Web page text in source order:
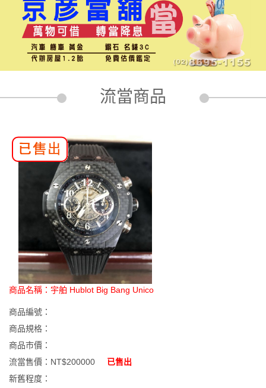
流當商品
商品名稱： 宇舶 Hublot Big Bang Unico
商品編號：
商品規格：
商品市價：
流當售價： NT$200000
已售出
新舊程度：